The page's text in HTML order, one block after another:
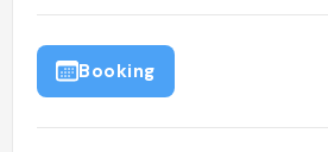
Booking